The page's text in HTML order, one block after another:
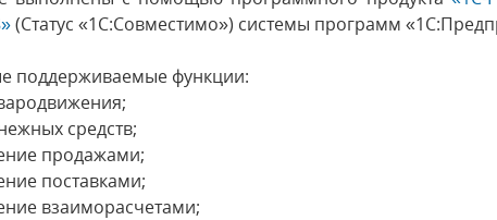
(Статус «1С:Совместимо») системы программ
поддерживаемые функции:
средств;
продажами;
поставками;
взаиморасчетами;